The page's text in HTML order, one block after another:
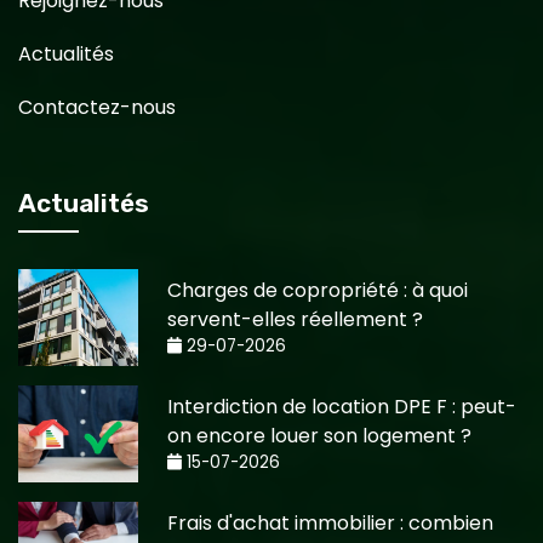
Actualités
Contactez-nous
Actualités
Charges de copropriété : à quoi
servent-elles réellement ?
29-07-2026
Interdiction de location DPE F : peut-
on encore louer son logement ?
15-07-2026
Frais d'achat immobilier : combien